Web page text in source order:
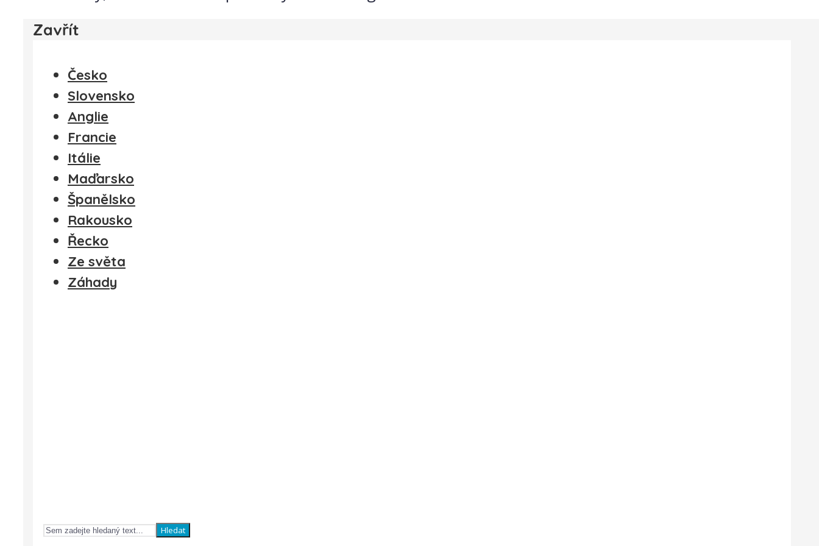
Zavřít
Česko
Slovensko
Anglie
Francie
Itálie
Maďarsko
Španělsko
Rakousko
Řecko
Ze světa
Záhady
Hledat